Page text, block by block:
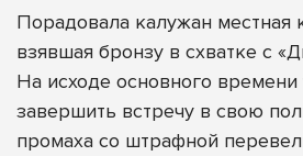
Порадовала калужан местная
взявшая бронзу в схватке с
На исходе основного
завершить встречу в свою
промаха со штрафной